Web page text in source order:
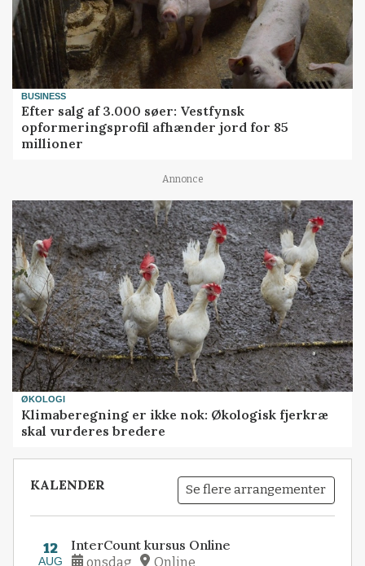
BUSINESS
Efter salg af 3.000 søer: Vestfynsk
opformeringsprofil afhænder jord for 85
millioner
Annonce
ØKOLOGI
Klimaberegning er ikke nok: Økologisk fjerkræ
skal vurderes bredere
KALENDER Se flere arrangementer
12
AUG
InterCount kursus Online
onsdag Online